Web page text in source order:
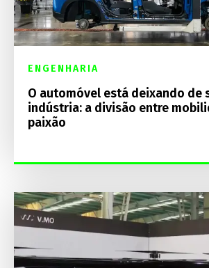
ENGENHARIA
O automóvel está deixando de
indústria: a divisão entre
paixão